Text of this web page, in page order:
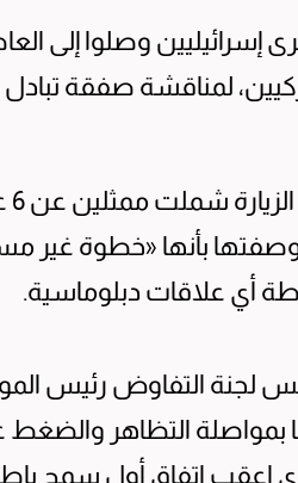
إسرائيليين وصلوا إلى
لمناقشة صفقة
بأنها «خطوة غير
أي علاقات دبلوماسية.
لجنة التفاوض رئيس
بمواصلة التظاهر